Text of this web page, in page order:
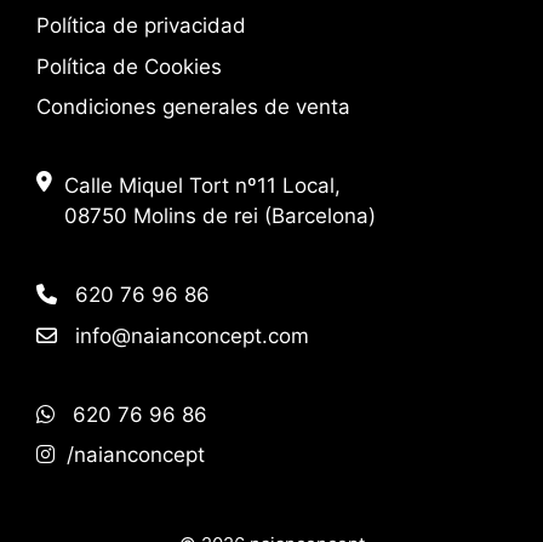
Política de privacidad
Política de Cookies
Condiciones generales de venta
Calle Miquel Tort nº11 Local,
08750 Molins de rei (Barcelona)
620 76 96 86
info@naianconcept.com
620 76 96 86
/naianconcept